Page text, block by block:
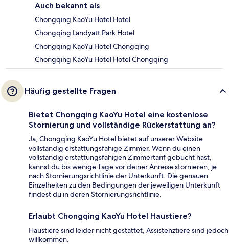
Auch bekannt als
Chongqing KaoYu Hotel Hotel
Chongqing Landyatt Park Hotel
Chongqing KaoYu Hotel Chongqing
Chongqing KaoYu Hotel Hotel Chongqing
Häufig gestellte Fragen
Bietet Chongqing KaoYu Hotel eine kostenlose
Stornierung und vollständige Rückerstattung an?
Ja, Chongqing KaoYu Hotel bietet auf unserer Website
vollständig erstattungsfähige Zimmer. Wenn du einen
vollständig erstattungsfähigen Zimmertarif gebucht hast,
kannst du bis wenige Tage vor deiner Anreise stornieren, je
nach Stornierungsrichtlinie der Unterkunft. Die genauen
Einzelheiten zu den Bedingungen der jeweiligen Unterkunft
findest du in deren Stornierungsrichtlinie.
Erlaubt Chongqing KaoYu Hotel Haustiere?
Haustiere sind leider nicht gestattet, Assistenztiere sind jedoch
willkommen.